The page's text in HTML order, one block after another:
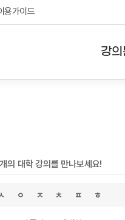
용가이드
강
개의 대학 강의를 만나보세요!
ㅇ ㅈ ㅊ ㅍ ㅎ